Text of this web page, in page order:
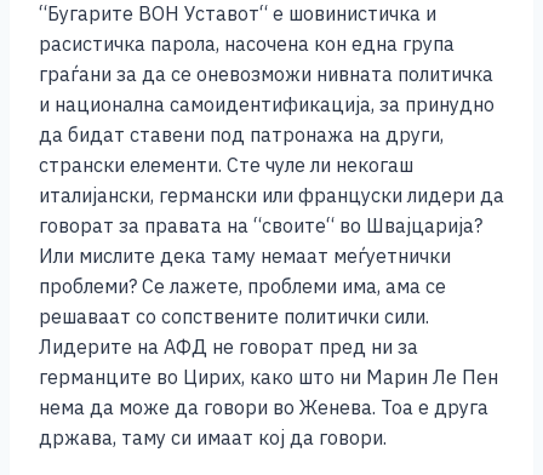
“Бугарите ВОН Уставот“ е шовинистичка и
расистичка парола, насочена кон една група
граѓани за да се оневозможи нивната политичка
и национална самоидентификација, за принудно
да бидат ставени под патронажа на други,
странски елементи. Сте чуле ли некогаш
италијански, германски или француски лидери да
говорат за правата на “своите“ во Швајцарија?
Или мислите дека таму немаат меѓуетнички
проблеми? Се лажете, проблеми има, ама се
решаваат со сопствените политички сили.
Лидерите на АФД не говорат пред ни за
германците во Цирих, како што ни Марин Ле Пен
нема да може да говори во Женева. Тоа е друга
држава, таму си имаат кој да говори.